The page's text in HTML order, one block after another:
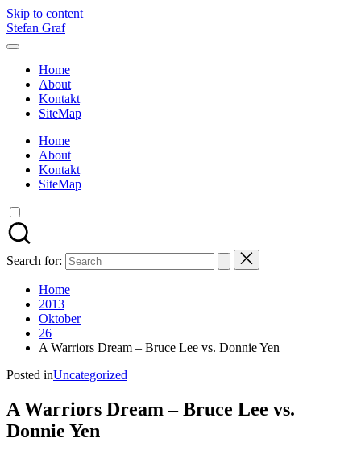
Skip to content
Stefan Graf
Home
About
Kontakt
SiteMap
Home
About
Kontakt
SiteMap
Search for:
Home
2013
Oktober
26
A Warriors Dream – Bruce Lee vs. Donnie Yen
Posted inUncategorized
A Warriors Dream – Bruce Lee vs.
Donnie Yen